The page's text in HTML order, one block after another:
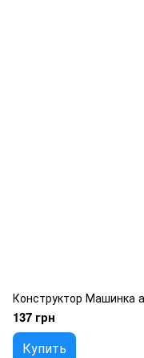
Конструктор Машинка
137 грн
Купить